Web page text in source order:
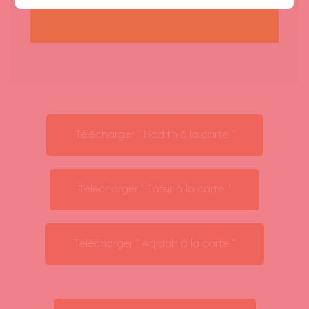
Aperçu
Tous les lundis de 20h00 à 21h00
Tous les dimanches de 18h30 à 19h30
Télécharger " Hadith à la carte "
Télécharger " Tafsir à la carte "
Télécharger " Aqidah à la carte "